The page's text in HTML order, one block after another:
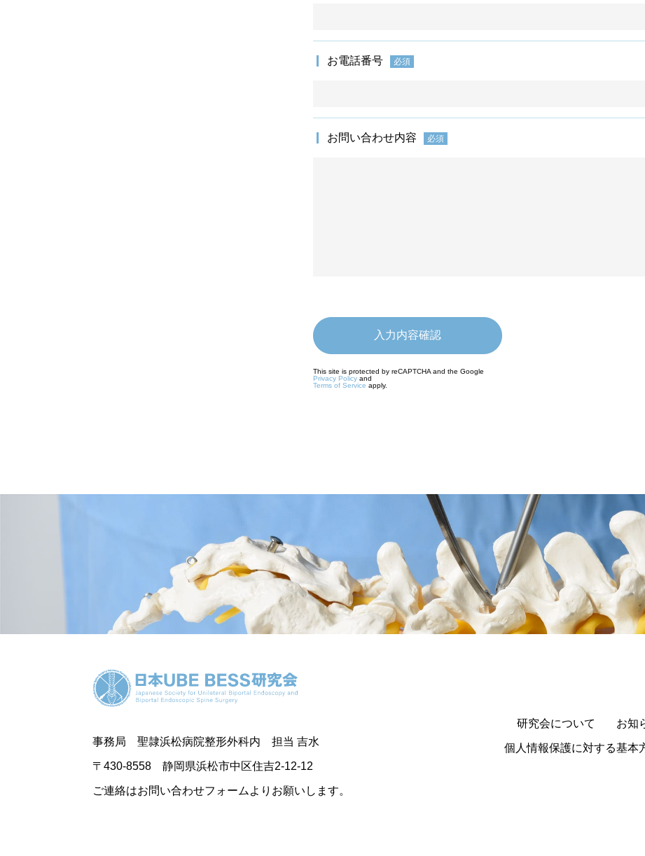
お電話番号 必須
お問い合わせ内容 必須
This site is protected by reCAPTCHA and the Google
Privacy Policy and
Terms of Service apply.
事務局 聖隷浜松病院整形外科内 担当 吉水
〒430-8558 静岡県浜松市中区住吉2-12-12
ご連絡はお問い合わせフォームよりお願いします。
研究会について お知
個人情報保護に対する基本